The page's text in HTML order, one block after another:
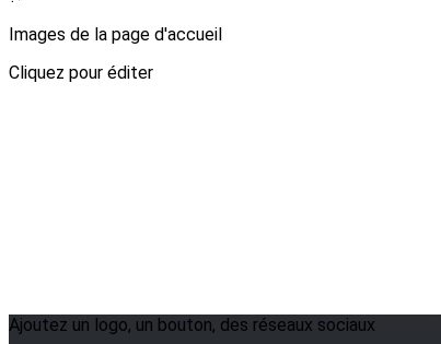
Images de la page d'accueil
Cliquez pour éditer
Ajoutez un logo, un bouton, des réseaux sociaux